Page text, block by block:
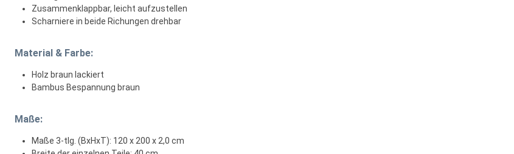
Zusammenklappbar, leicht aufzustellen
Scharniere in beide Richungen drehbar
Material & Farbe:
Holz braun lackiert
Bambus Bespannung braun
Maße:
Maße 3-tlg. (BxHxT): 120 x 200 x 2,0 cm